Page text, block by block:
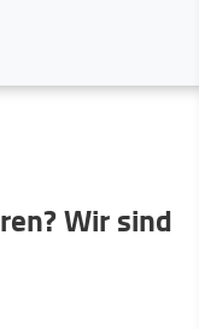
Wir sind